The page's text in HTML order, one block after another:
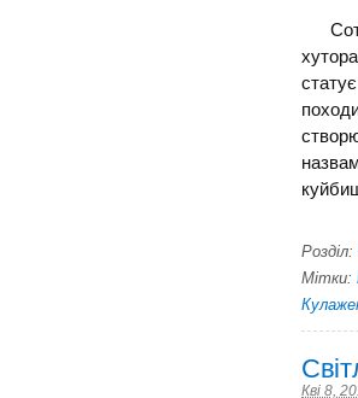
Розділ:
Мітки:
Кві 8,